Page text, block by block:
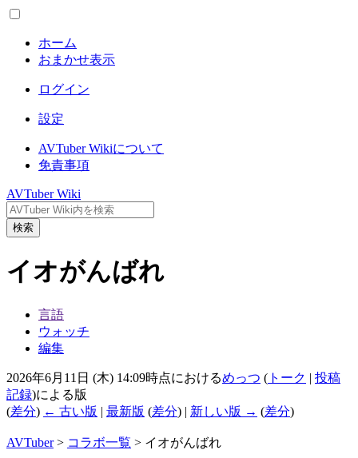
ホーム
おまかせ表示
ログイン
設定
AVTuber Wikiについて
免責事項
AVTuber Wiki
検索
イオがんばれ
言語
ウォッチ
編集
2026年6月11日 (木) 14:09時点におけるめっつ ( トーク | 投稿
記録)による版
(差分) ← 古い版 | 最新版 (差分) | 新しい版 → (差分)
AVTuber> コラボ一覧 > イオがんばれ